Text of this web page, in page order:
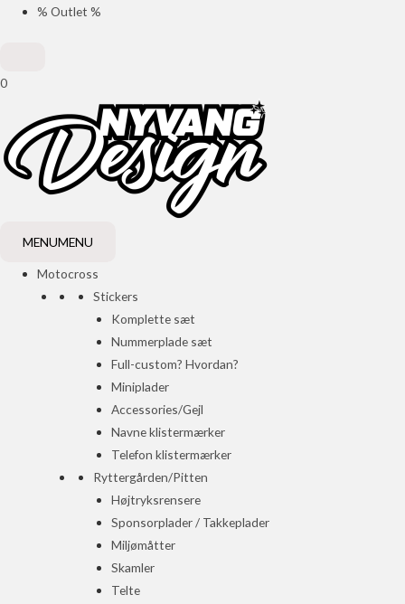
% Outlet %
0
MENUMENU
Motocross
Stickers
Komplette sæt
Nummerplade sæt
Full-custom? Hvordan?
Miniplader
Accessories/Gejl
Navne klistermærker
Telefon klistermærker
Ryttergården/Pitten
Højtryksrensere
Sponsorplader / Takkeplader
Miljømåtter
Skamler
Telte